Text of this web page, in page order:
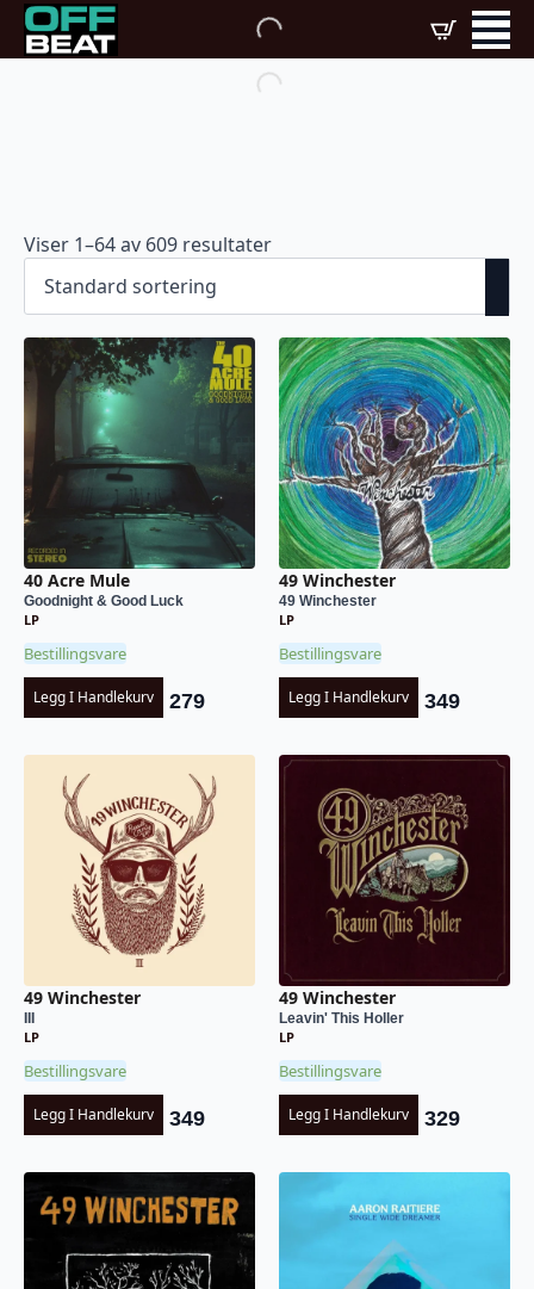
Viser 1–64 av 609 resultater
40 Acre Mule
Goodnight & Good Luck
LP
Bestillingsvare
Legg I Handlekurv 279
49 Winchester
49 Winchester
LP
Bestillingsvare
Legg I Handlekurv 349
49 Winchester
LP
Bestillingsvare
Legg I Handlekurv 349
49 Winchester
Leavin' This Holler
LP
Bestillingsvare
Legg I Handlekurv 329